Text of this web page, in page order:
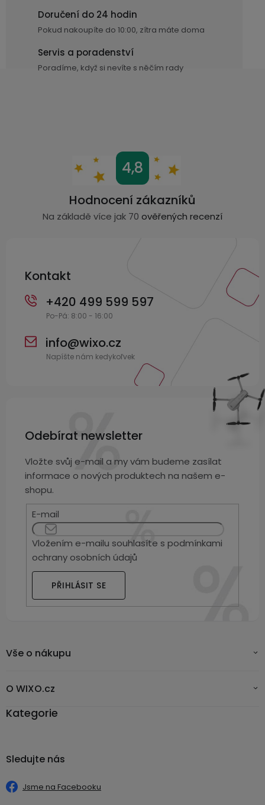
r
v
k
v
Doručení do 24 hodin
Pokud nakoupíte do 10:00, zítra máte doma
Servis a poradenství
Poradíme, když si nevíte s něčím rady
4,8
Hodnocení zákazníků
Na základě více jak 70 ověřených recenzí
Kontakt
info@wixo.cz
+420 499 599 597
Odebírat newsletter
Vložte svůj e-mail a my vám budeme zasílat
informace o nových produktech na našem e-
shopu.
E-mail
Vložením e-mailu souhlasíte spodmínkami
ochrany osobních údajů
PŘIHLÁSIT SE
Vše o nákupu
O WIXO.cz
Kategorie
Sledujte nás
Jsme na Facebooku